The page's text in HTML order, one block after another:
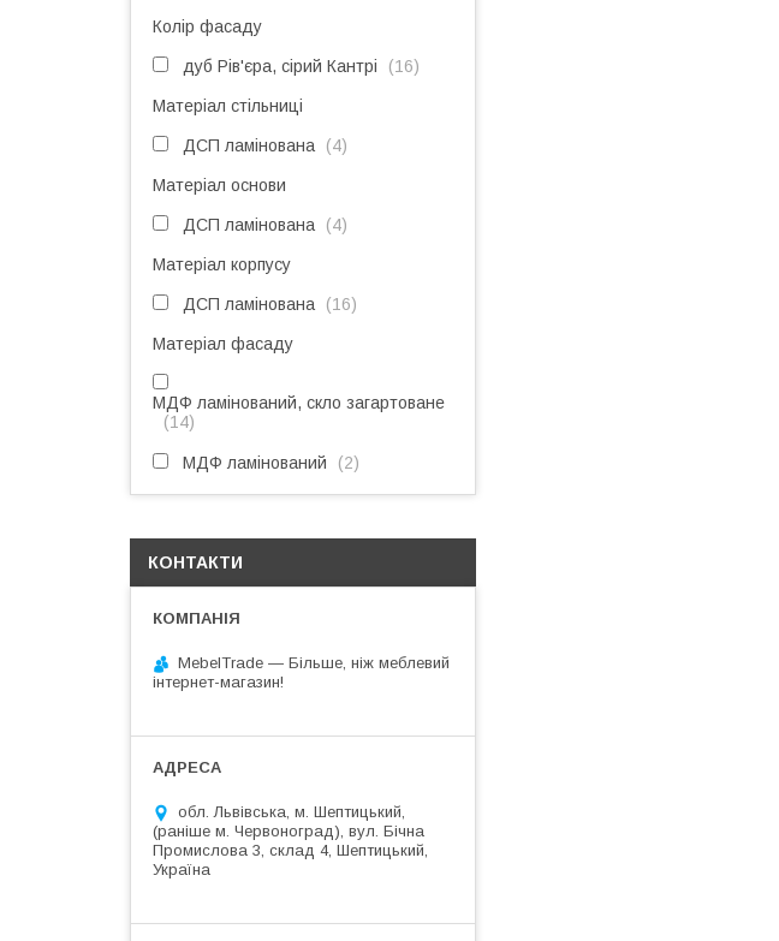
Колір фасаду
дуб Рів'єра, сірий Кантрі 16
Матеріал стільниці
ДСП ламінована 4
Матеріал основи
ДСП ламінована 4
Матеріал корпусу
ДСП ламінована 16
Матеріал фасаду
МДФ ламінований, скло загартоване
14
МДФ ламінований 2
КОНТАКТИ
MebelTrade — Більше, ніж меблевий
інтернет-магазин!
обл. Львівська, м. Шептицький,
(раніше м. Червоноград), вул. Бічна
Промислова 3, склад 4, Шептицький,
Україна